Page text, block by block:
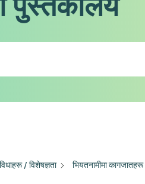
/ विशेषज्ञता भियतनामीमा कागजातहरू